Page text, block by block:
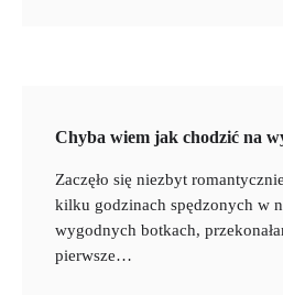
Chyba wiem jak chodzić na
Zaczęło się niezbyt
kilku godzinach spędzonych w
wygodnych botkach,
pierwsze…